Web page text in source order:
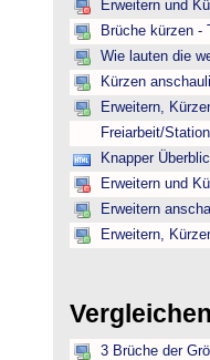
Erweitern und
Brüche kürzen -
Wie lauten die
Kürzen
Erweitern,
Freiarbeit/
Knapper
Erweitern und
Erweitern
Erweitern,
3 Brüche der